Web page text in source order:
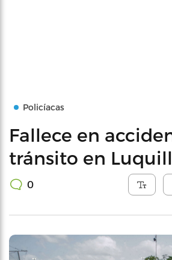
Policíacas
Fallece en
tránsito en
0